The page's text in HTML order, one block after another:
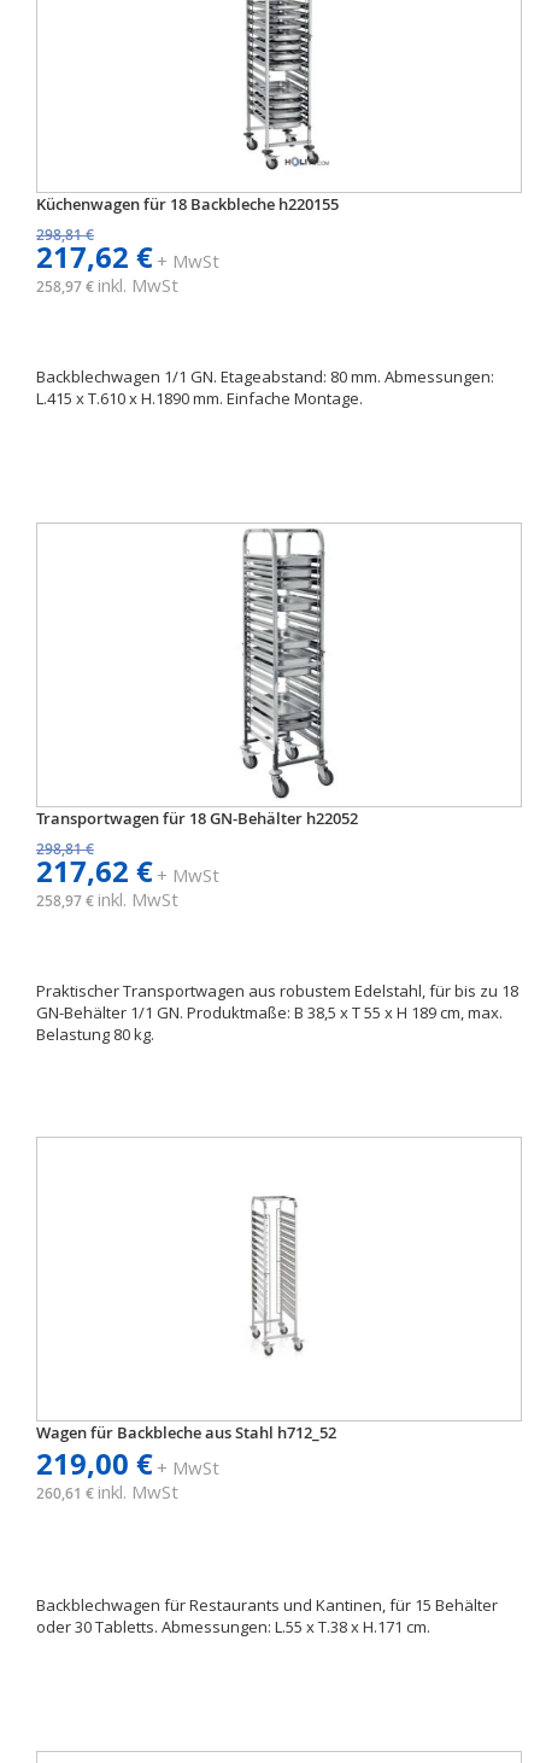
Küchenwagen für 18 Backbleche h220155
298,81 €
217,62 €+ MwSt
258,97 € inkl. MwSt
Backblechwagen 1/1 GN. Etageabstand: 80 mm. Abmessungen:
L.415 x T.610 x H.1890 mm. Einfache Montage.
Transportwagen für 18 GN-Behälter h22052
298,81 €
217,62 €+ MwSt
258,97 € inkl. MwSt
Praktischer Transportwagen aus robustem Edelstahl, für bis zu 18
GN-Behälter 1/1 GN. Produktmaße: B 38,5 x T 55 x H 189 cm, max.
Belastung 80 kg.
Wagen für Backbleche aus Stahl h712_52
219,00 €+ MwSt
260,61 € inkl. MwSt
Backblechwagen für Restaurants und Kantinen, für 15 Behälter
oder 30 Tabletts. Abmessungen: L.55 x T.38 x H.171 cm.